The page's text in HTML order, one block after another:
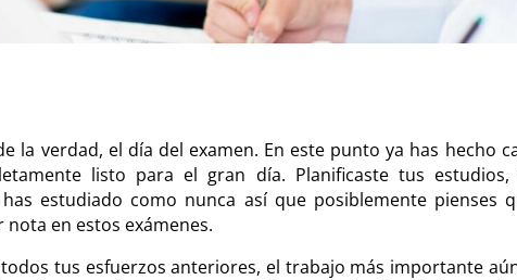
la verdad, el día del examen. En este punto ya has hecho
listo para el gran día. Planificaste tus
estudiado como nunca así que posiblemente pienses
en estos exámenes.
tus esfuerzos anteriores, el trabajo más importante